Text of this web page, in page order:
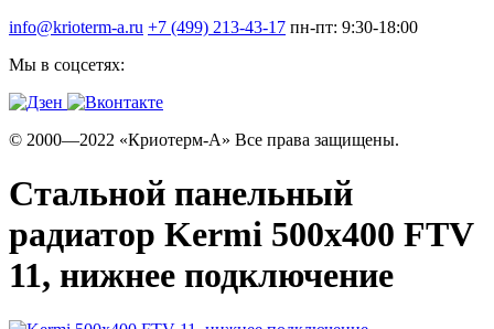
info@krioterm-a.ru +7 (499) 213-43-17 пн-пт: 9:30-18:00
Мы в соцсетях:
© 2000—2022 «Криотерм-А» Все права защищены.
Стальной панельный
радиатор Kermi 500х400 FTV
11, нижнее подключение